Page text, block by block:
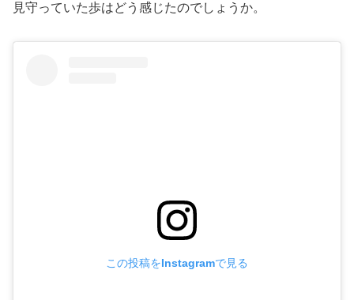
見守っていた歩はどう感じたのでしょうか。
この投稿をInstagramで見る